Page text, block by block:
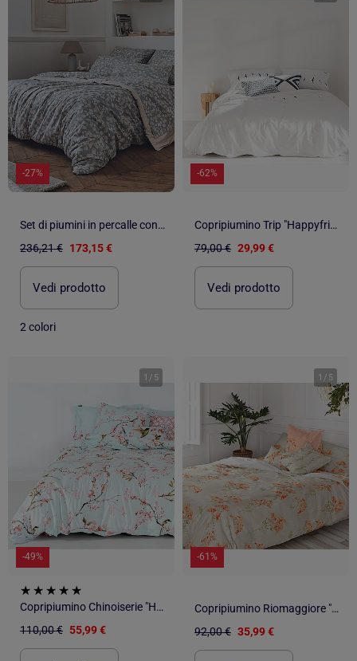
-27%
Set di piumini in percalle con stile cocooning
236,21 € 173,15 €
Vedi prodotto
2 colori
-62%
Copripiumino Trip "Happyfriday
79,00 € 29,99 €
Vedi prodotto
1 / 5
-49%
Copripiumino Chinoiserie "Happyfriday
110,00 € 55,99 €
1 / 5
-61%
Copripiumino Riomaggiore "Happyfriday
92,00 € 35,99 €